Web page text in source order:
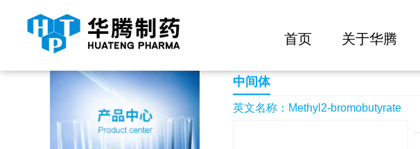
首页 关于华腾
当前位置： 首页 产品中心 Methyl2-bromobutyrate
中间体
英文名称：Methyl2-bromobutyrate